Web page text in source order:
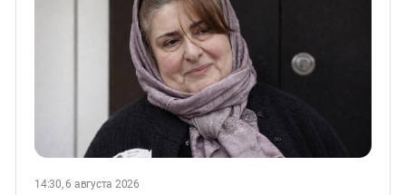
14:30, 6 августа 2026